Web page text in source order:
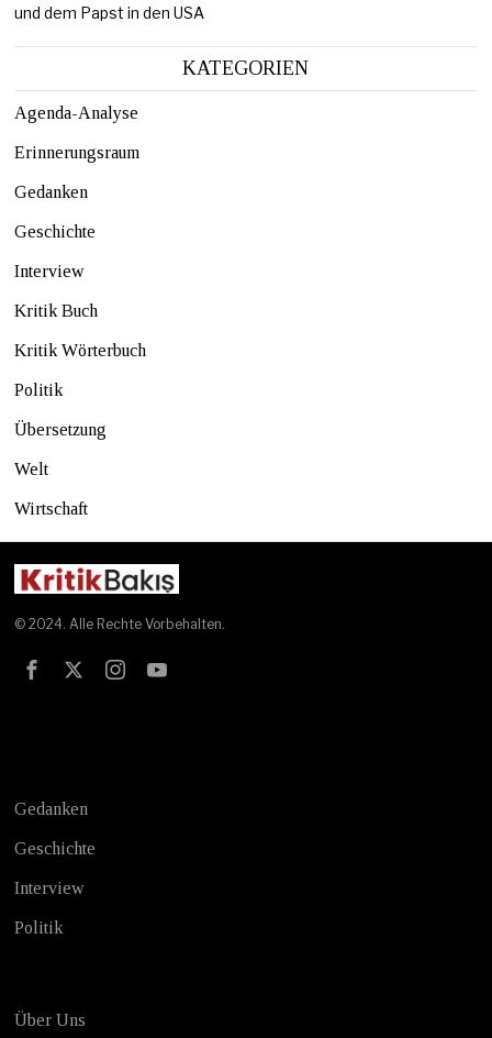
und dem Papst in den USA
KATEGORIEN
Agenda-Analyse
Erinnerungsraum
Gedanken
Geschichte
Interview
Kritik Buch
Kritik Wörterbuch
Politik
Übersetzung
Welt
Wirtschaft
© 2024. Alle Rechte Vorbehalten.
Gedanken
Geschichte
Interview
Politik
Über Uns